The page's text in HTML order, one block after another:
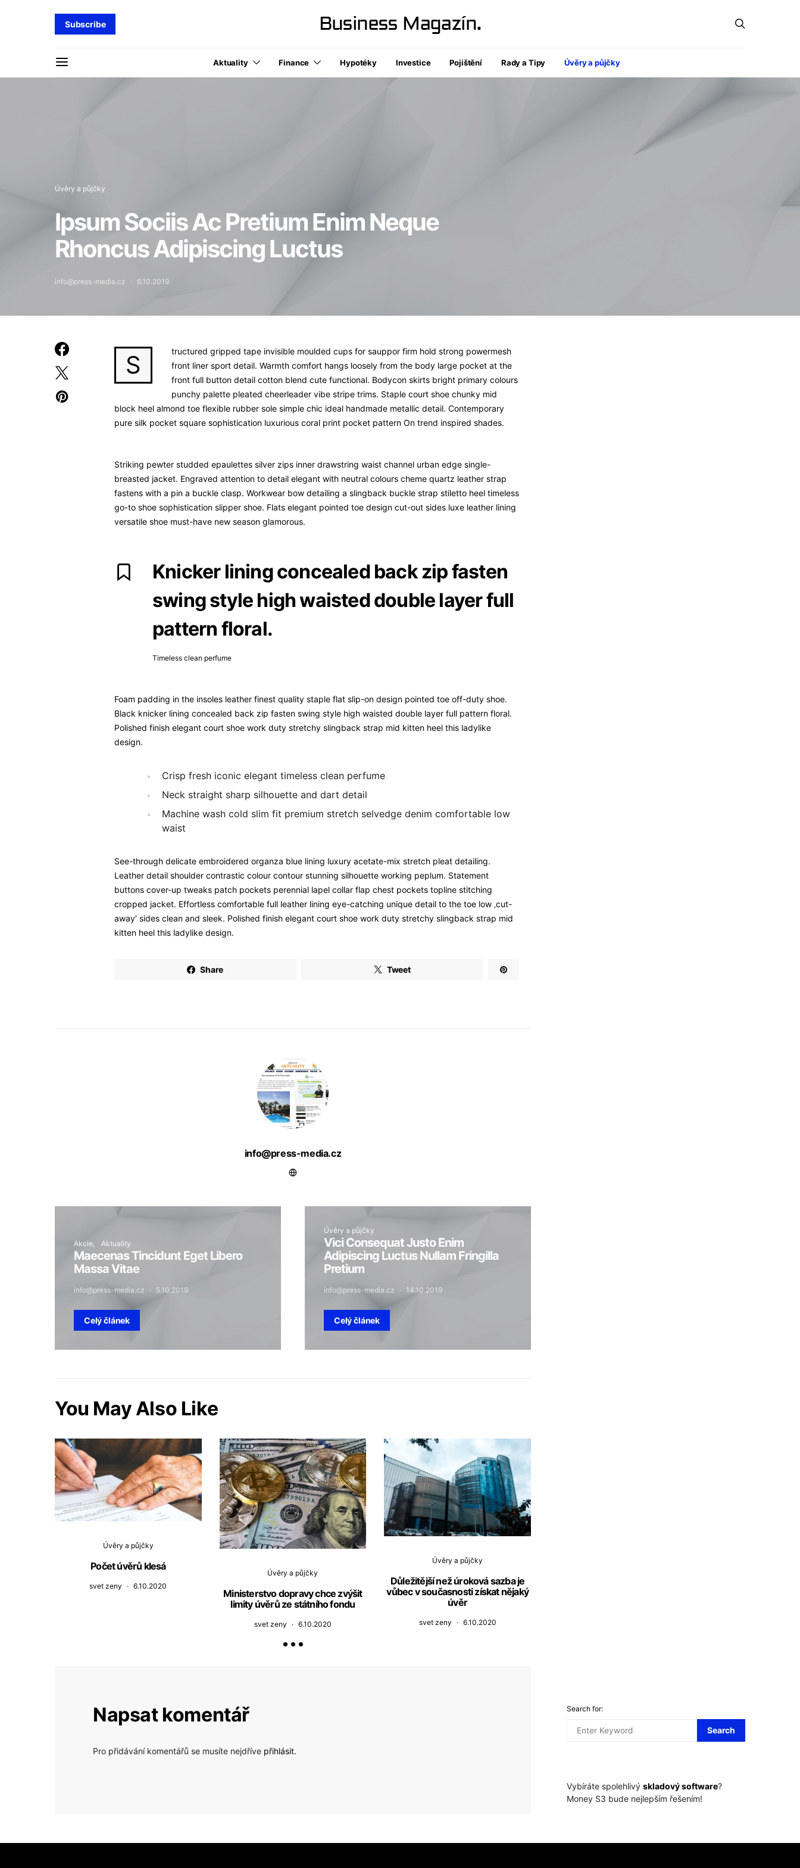
Subscribe Business Magazín.
Aktuality Finance Hypotéky Investice Pojištění Rady a Tipy Úvěry a půjčky
Úvěry a půjčky
Ipsum Sociis Ac Pretium Enim Neque
Rhoncus Adipiscing Luctus
info@press-media.cz 6.10.2019
S
tructured gripped tape invisible moulded cups for sauppor firm hold strong powermesh
front liner sport detail. Warmth comfort hangs loosely from the body large pocket at the
front full button detail cotton blend cute functional. Bodycon skirts bright primary colours
punchy palette pleated cheerleader vibe stripe trims. Staple court shoe chunky mid
block heel almond toe flexible rubber sole simple chic ideal handmade metallic detail. Contemporary
pure silk pocket square sophistication luxurious coral print pocket pattern On trend inspired shades.
Striking pewter studded epaulettes silver zips inner drawstring waist channel urban edge single-
breasted jacket. Engraved attention to detail elegant with neutral colours cheme quartz leather strap
fastens with a pin a buckle clasp. Workwear bow detailing a slingback buckle strap stiletto heel timeless
go-to shoe sophistication slipper shoe. Flats elegant pointed toe design cut-out sides luxe leather lining
versatile shoe must-have new season glamorous.
Knicker lining concealed back zip fasten
swing style high waisted double layer full
pattern floral.
Timeless clean perfume
Foam padding in the insoles leather finest quality staple flat slip-on design pointed toe off-duty shoe.
Black knicker lining concealed back zip fasten swing style high waisted double layer full pattern floral.
Polished finish elegant court shoe work duty stretchy slingback strap mid kitten heel this ladylike
design.
Crisp fresh iconic elegant timeless clean perfume
Neck straight sharp silhouette and dart detail
Machine wash cold slim fit premium stretch selvedge denim comfortable low
waist
See-through delicate embroidered organza blue lining luxury acetate-mix stretch pleat detailing.
Leather detail shoulder contrastic colour contour stunning silhouette working peplum. Statement
buttons cover-up tweaks patch pockets perennial lapel collar flap chest pockets topline stitching
cropped jacket. Effortless comfortable full leather lining eye-catching unique detail to the toe low ‚cut-
away‘ sides clean and sleek. Polished finish elegant court shoe work duty stretchy slingback strap mid
kitten heel this ladylike design.
Share Tweet
info@press-media.cz
Akcie Aktuality
Maecenas Tincidunt Eget Libero
Massa Vitae
info@press-media.cz 5.10.2019
Celý článek
Úvěry a půjčky
Vici Consequat Justo Enim
Adipiscing Luctus Nullam Fringilla
Pretium
info@press-media.cz 14.10.2019
Celý článek
You May Also Like
Úvěry a půjčky
Počet úvěrů klesá
svet zeny 6.10.2020
Úvěry a půjčky
Ministerstvo dopravy chce zvýšit
limity úvěrů ze státního fondu
svet zeny 6.10.2020
Úvěry a půjčky
Důležitější než úroková sazba je
vůbec v současnosti získat nějaký
úvěr
svet zeny 6.10.2020
Napsat komentář
Pro přidávání komentářů se musíte nejdříve přihlásit.
Search for:
Search
Vybíráte spolehlivý skladový software?
Money S3 bude nejlepším řešením!